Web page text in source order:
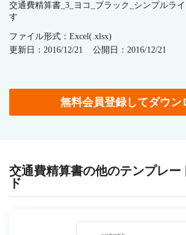
交通費精算書_3_ヨコ_ブラック_シンプルラ
す
ファイル形式：Excel(.xlsx)
更新日：2016/12/21
公開日：2016/12/21
無料会員登録してダウン
交通費精算書の他のテンプレー
ド